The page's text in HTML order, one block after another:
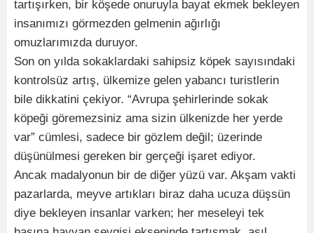
tartışırken, bir köşede onuruyla bayat ekmek bekleyen
insanımızı görmezden gelmenin ağırlığı
omuzlarımızda duruyor.
Son on yılda sokaklardaki sahipsiz köpek sayısındaki
kontrolsüz artış, ülkemize gelen yabancı turistlerin
bile dikkatini çekiyor. “Avrupa şehirlerinde sokak
köpeği göremezsiniz ama sizin ülkenizde her yerde
var” cümlesi, sadece bir gözlem değil; üzerinde
düşünülmesi gereken bir gerçeği işaret ediyor.
Ancak madalyonun bir de diğer yüzü var. Akşam vakti
pazarlarda, meyve artıkları biraz daha ucuza düşsün
diye bekleyen insanlar varken; her meseleyi tek